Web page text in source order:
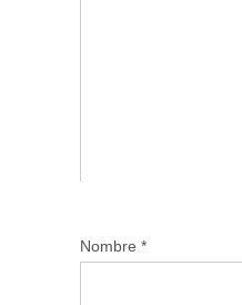
Nombre *